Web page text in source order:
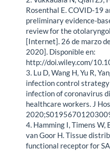
Rosenthal E. COVID-19
preliminary evidence-
review for the
[Internet]. 26 de marzo
2020]. Disponible en:
http://doi.wiley.com/
3. Lu D, Wang H, Yu R,
infection control
infection of coronavirus
healthcare workers. J
4. Hamming I, Timens W,
van Goor H. Tissue
functional receptor for